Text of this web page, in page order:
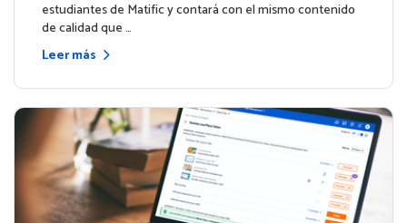
estudiantes de Matific y contará con el mismo contenido
de calidad que …
Leer más